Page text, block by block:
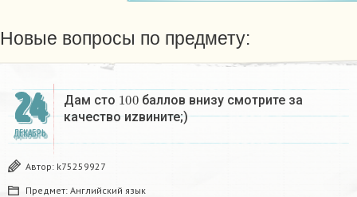
Новые вопросы по предмету:
24
ДЕКАБРЬ
Дам сто 100баллов внизу смотрите за
качество иzвините;)
Автор: k75259927
Предмет: Английский язык